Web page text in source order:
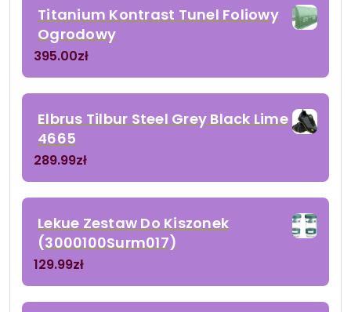
Titanium Kontrast Tunel Foliowy
Ogrodowy
395.00zł
Elbrus Tilbur Steel Grey Black Lime
4665
289.99zł
Lekue Zestaw Do Kiszonek
(3000100Surm017)
129.99zł